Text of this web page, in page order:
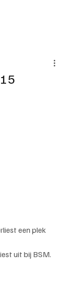
een plek
uit bij BSM.